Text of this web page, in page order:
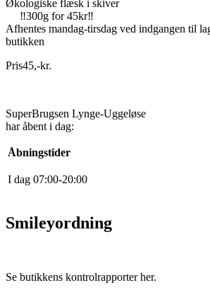
Økologiske flæsk i skiver
‼️300g for 45kr‼️
Afhentes mandag-tirsdag ved indgangen til
butikken
Pris45,-kr.
SuperBrugsen Lynge-Uggeløse
har åbent i dag:
Åbningstider
I dag 07:00-20:00
Smileyordning
Se butikkens kontrolrapporter her.